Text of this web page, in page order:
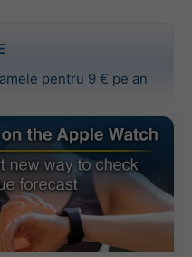
pentru 9 € pe an